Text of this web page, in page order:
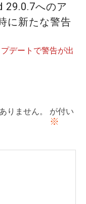
29.0.7へのア
に新たな警告
デートで警告が出
りません。
※
が付い